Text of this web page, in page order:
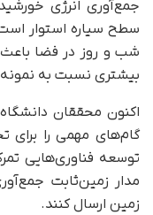
جمع‌آوری انرژی
سطح سیاره استوار
شب و روز در فضا
بیشتری نسبت به
گام‌های مهمی را برای
توسعه فناوری‌هایی
مدار زمین‌ثابت
زمین ارسال کنند.